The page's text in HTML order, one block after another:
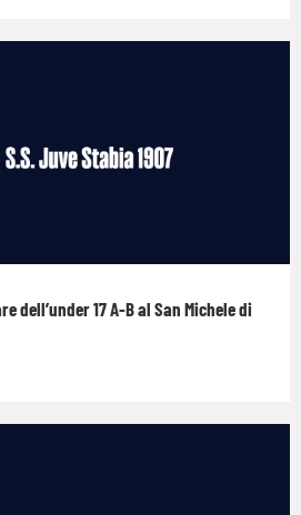
dell’under 17 A-B al San Michele di